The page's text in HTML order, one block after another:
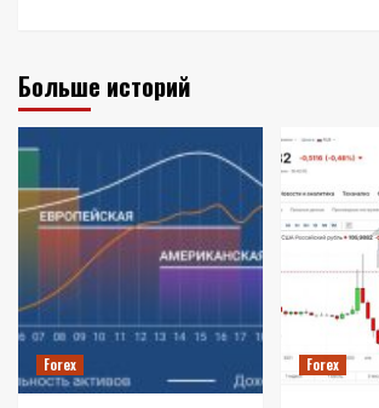
Больше историй
Forex Forex